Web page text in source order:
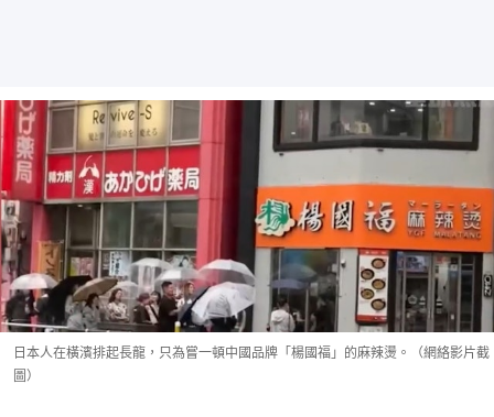
日本人在橫濱排起長龍，只為嘗一頓中國品牌「楊國福」的麻辣燙。（網絡影片截
圖）